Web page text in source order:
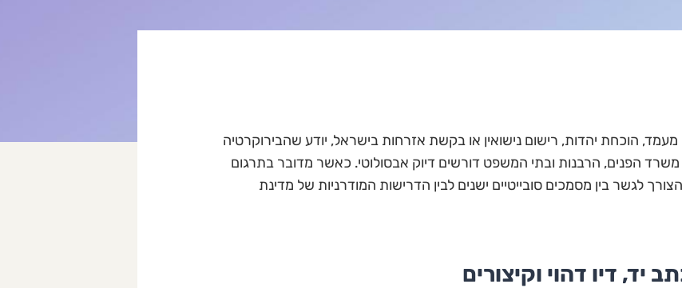
הוכחת יהדות, רישום נישואין או בקשת אזרחות בישראל, יודע שהבירוקרטיה
הפנים, הרבנות ובתי המשפט דורשים דיוק אבסולוטי. כאשר מדובר בתרגום
לגשר בין מסמכים סובייטיים ישנים לבין הדרישות המודרניות של מדינת
יד, דיו דהוי וקיצורים